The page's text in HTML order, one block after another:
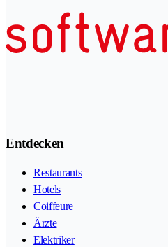
Entdecken
Restaurants
Hotels
Coiffeure
Ärzte
Elektriker